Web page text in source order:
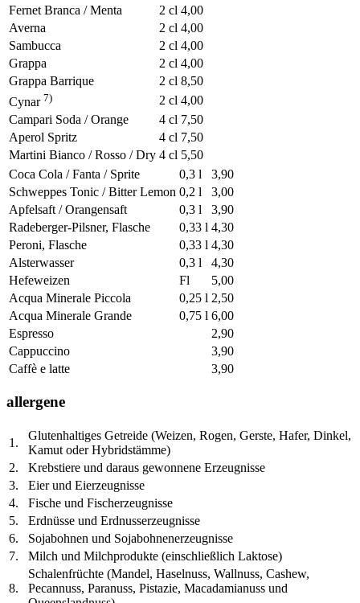
Fernet Branca / Menta
2 cl 4,00
Averna
2 cl 4,00
Sambucca
2 cl 4,00
Grappa
2 cl 4,00
Grappa Barrique
2 cl 8,50
Cynar 7) 2 cl 4,00
Campari Soda / Orange
4 cl 7,50
Aperol Spritz
4 cl 7,50
Martini Bianco / Rosso / Dry 4 cl 5,50
Coca Cola / Fanta / Sprite
0,3 l
3,90
Schweppes Tonic / Bitter Lemon 0,2 l
3,00
Apfelsaft / Orangensaft
0,3 l
3,90
Radeberger-Pilsner, Flasche
0,33 l 4,30
Peroni, Flasche
0,33 l 4,30
Alsterwasser
0,3 l
4,30
Hefeweizen
Fl
5,00
Acqua Minerale Piccola
0,25 l 2,50
Acqua Minerale Grande
0,75 l 6,00
Espresso
2,90
Cappuccino
3,90
Caffè e latte
3,90
allergene
1.
Glutenhaltiges Getreide (Weizen, Rogen, Gerste, Hafer, Dinkel,
Kamut oder Hybridstämme)
2.
Krebstiere und daraus gewonnene Erzeugnisse
3.
Eier und Eierzeugnisse
4.
Fische und Fischerzeugnisse
5.
Erdnüsse und Erdnusserzeugnisse
6.
Sojabohnen und Sojabohnenerzeugnisse
7.
Milch und Milchprodukte (einschließlich Laktose)
8.
Schalenfrüchte (Mandel, Haselnuss, Wallnuss, Cashew,
Pecannuss, Paranuss, Pistazie, Macadamianuss und